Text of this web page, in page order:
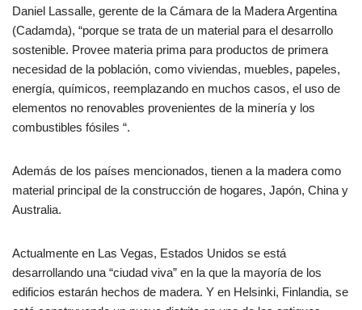
Daniel Lassalle, gerente de la Cámara de la Madera Argentina
(Cadamda), “porque se trata de un material para el desarrollo
sostenible. Provee materia prima para productos de primera
necesidad de la población, como viviendas, muebles, papeles,
energía, químicos, reemplazando en muchos casos, el uso de
elementos no renovables provenientes de la minería y los
combustibles fósiles “.
Además de los países mencionados, tienen a la madera como
material principal de la construcción de hogares, Japón, China y
Australia.
Actualmente en Las Vegas, Estados Unidos se está
desarrollando una “ciudad viva” en la que la mayoría de los
edificios estarán hechos de madera. Y en Helsinki, Finlandia, se